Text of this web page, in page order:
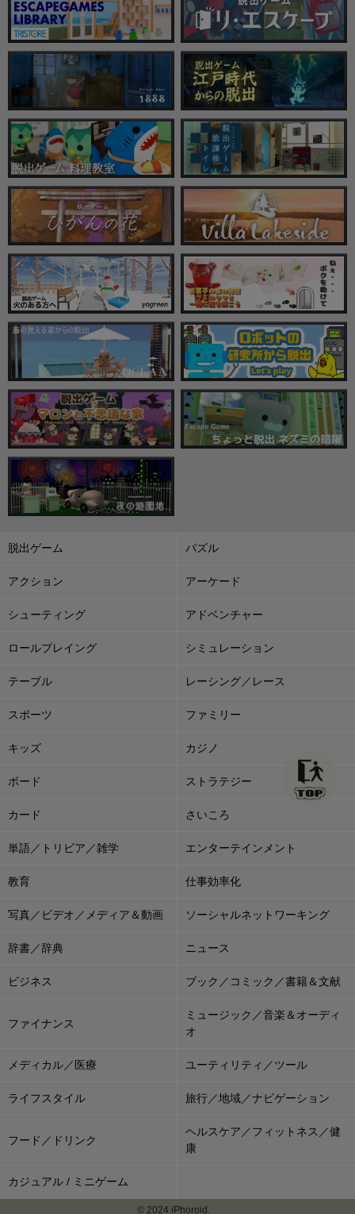
脱出ゲーム パズル
アクション アーケード
シューティング アドベンチャー
ロールプレイング シミュレーション
テーブル レーシング／レース
スポーツ ファミリー
キッズ カジノ
ボード ストラテジー
カード さいころ
単語／トリビア／雑学 エンターテインメント
教育 仕事効率化
写真／ビデオ／メディア＆動画 ソーシャルネットワーキング
辞書／辞典 ニュース
ビジネス ブック／コミック／書籍＆文献
ファイナンス
ミュージック／音楽＆オーディ
オ
メディカル／医療 ユーティリティ／ツール
ライフスタイル 旅行／地域／ナビゲーション
フード／ドリンク
ヘルスケア／フィットネス／健
康
カジュアル / ミニゲーム
© 2024 iPhoroid.